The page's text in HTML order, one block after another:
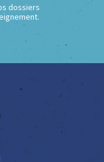
dossiers